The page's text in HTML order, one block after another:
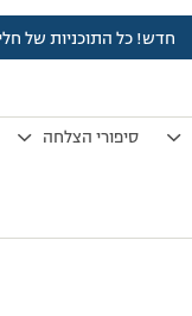
חדש! כל התוכניות של
סיפורי הצלחה